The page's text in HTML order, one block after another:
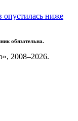
опустилась ниже
обязательна.
2008–2026.